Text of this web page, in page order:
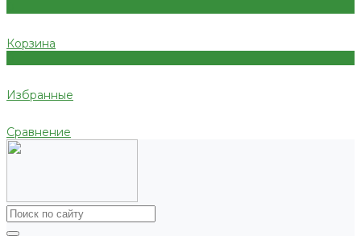
Корзина
Избранные
Сравнение